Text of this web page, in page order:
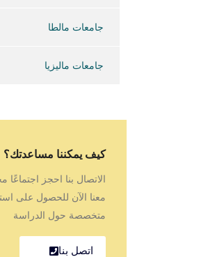
جامعات مالطا
جامعات ماليزيا
كيف يمكننا مساعدتك؟
الاتصال بنا احجز اجتماعًا
معنا الآن للحصول على
متخصصة حول الدراسة
اتصل بنا